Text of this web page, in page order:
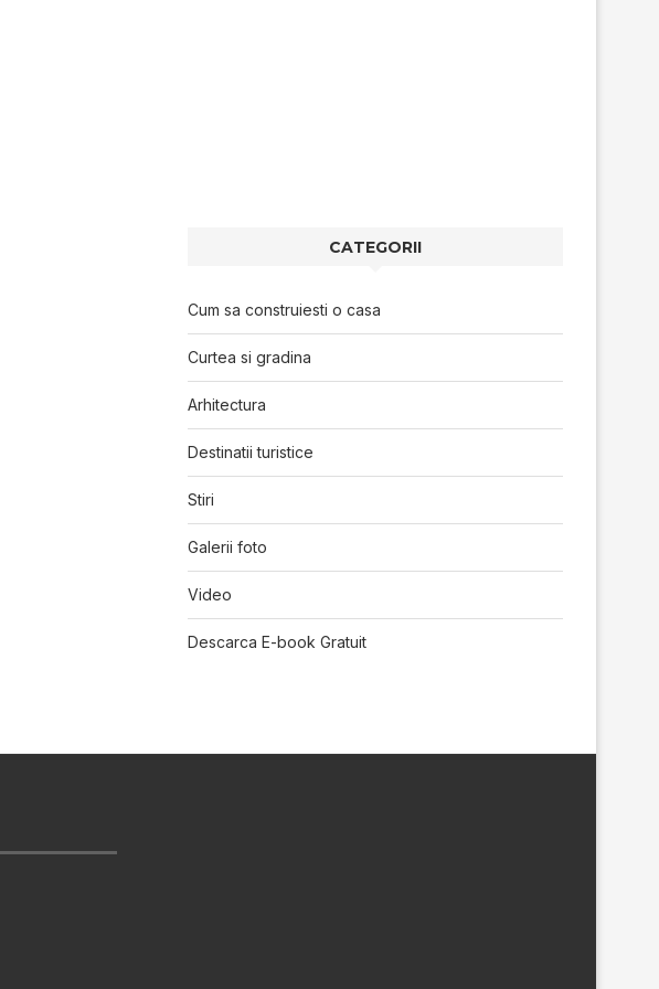
CATEGORII
Cum sa construiesti o casa
Curtea si gradina
Arhitectura
Destinatii turistice
Stiri
Galerii foto
Video
Descarca E-book Gratuit